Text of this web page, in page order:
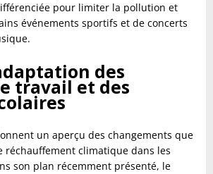
pour limiter la pollution et
événements sportifs et de concerts
des
travail et des
un aperçu des changements que
réchauffement climatique dans les
son plan récemment présenté, le